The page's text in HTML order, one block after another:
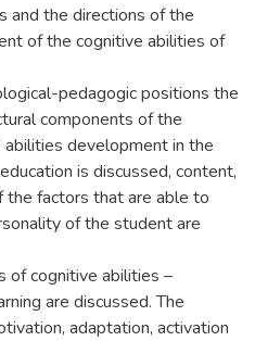
and the directions of the
of the cognitive abilities of
pedagogic positions the
components of the
abilities development in the
is discussed, content,
factors that are able to
of the student are
of cognitive abilities –
are discussed. The
adaptation, activation